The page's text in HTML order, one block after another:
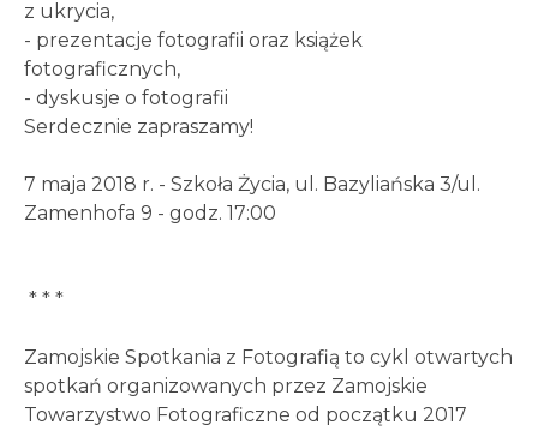
z ukrycia,
- prezentacje fotografii oraz książek
fotograficznych,
- dyskusje o fotografii
Serdecznie zapraszamy!
7 maja 2018 r. - Szkoła Życia, ul. Bazyliańska 3/ul.
Zamenhofa 9 - godz. 17:00
* * *
Zamojskie Spotkania z Fotografią to cykl otwartych
spotkań organizowanych przez Zamojskie
Towarzystwo Fotograficzne od początku 2017